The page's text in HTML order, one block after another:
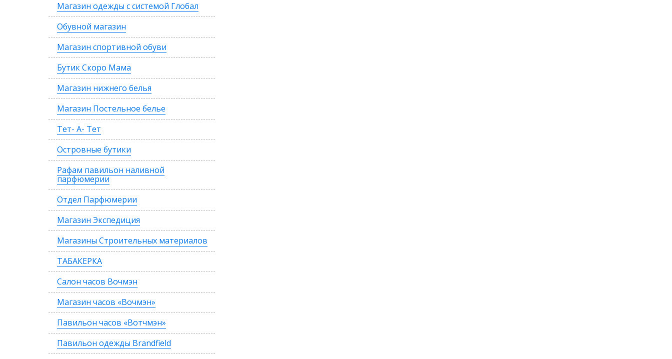
Магазин одежды с системой Глобал
Обувной магазин
Магазин спортивной обуви
Бутик Скоро Мама
Магазин нижнего белья
Магазин Постельное белье
Тет- А- Тет
Островные бутики
Рафам павильон наливной
парфюмерии
Отдел Парфюмерии
Магазин Экспедиция
Магазины Строительных материалов
ТАБАКЕРКА
Салон часов Вочмэн
Магазин часов «Вочмэн»
Павильон часов «Вотчмэн»
Павильон одежды Brandfield